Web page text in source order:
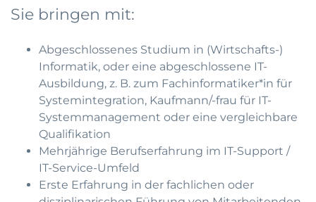
Sie bringen mit:
Abgeschlossenes Studium in (Wirtschafts-)
Informatik, oder eine abgeschlossene IT-
Ausbildung, z. B. zum Fachinformatiker*in für
Systemintegration, Kaufmann/-frau für IT-
Systemmanagement oder eine vergleichbare
Qualifikation
Mehrjährige Berufserfahrung im IT-Support /
IT-Service-Umfeld
Erste Erfahrung in der fachlichen oder